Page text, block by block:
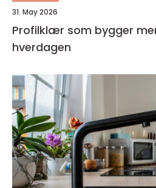
31. May 2026
Profilklær som bygger
hverdagen